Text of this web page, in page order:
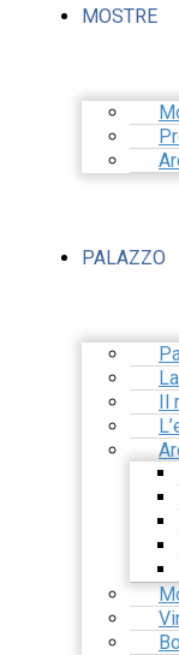
MOSTRE
PALAZZO
Il